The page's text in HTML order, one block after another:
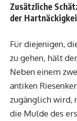
Zusätzliche
der
Für diejenigen,
zu gehen, hält
Neben einem
antiken
zugänglich wird,
die Mulde des